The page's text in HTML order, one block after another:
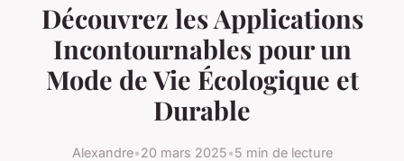
Découvrez les Applications
Incontournables pour un
Mode de Vie Écologique et
Durable
Alexandre•20 mars 2025•5 min de lecture